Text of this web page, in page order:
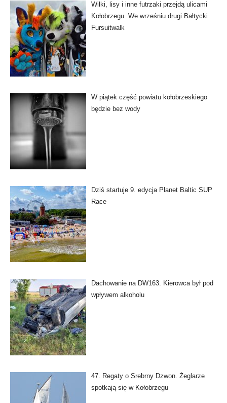
Wilki, lisy i inne futrzaki przejdą ulicami
Kołobrzegu. We wrześniu drugi Bałtycki
Fursuitwalk
W piątek część powiatu kołobrzeskiego
będzie bez wody
Dziś startuje 9. edycja Planet Baltic SUP
Race
Dachowanie na DW163. Kierowca był pod
wpływem alkoholu
47. Regaty o Srebrny Dzwon. Żeglarze
spotkają się w Kołobrzegu